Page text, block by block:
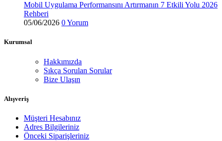
Mobil Uygulama Performansını Artırmanın 7 Etkili Yolu 2026
Rehberi
05/06/2026 0 Yorum
Kurumsal
Hakkımızda
Sıkça Sorulan Sorular
Bize Ulaşın
Alışveriş
Müşteri Hesabınız
Adres Bilgileriniz
Önceki Siparişleriniz